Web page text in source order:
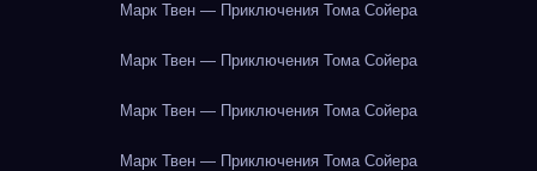
Марк Твен — Приключения Тома Сойера
Марк Твен — Приключения Тома Сойера
Марк Твен — Приключения Тома Сойера
Марк Твен — Приключения Тома Сойера